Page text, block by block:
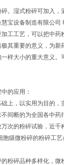
。湿式粉碎可加入，
宝设备制造有限公司
工工艺，可以把中药
其重要的意义，为新
样大小的重大意义。
的应用：
上，以实用为目的，
间断的为全国各中药
次的粉碎试验，近千
级微粉碎的粉碎工艺
粉碎品种多样化，微